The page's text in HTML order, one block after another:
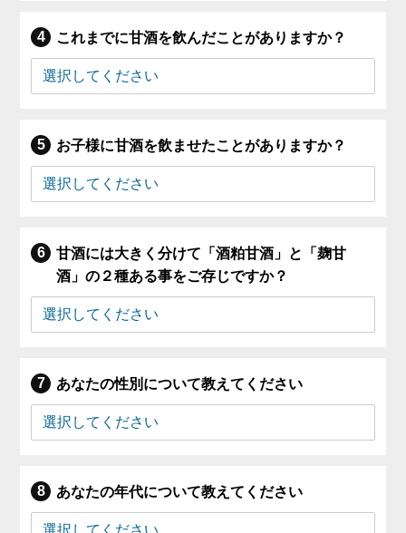
これまでに甘酒を飲んだことがありますか？
お子様に甘酒を飲ませたことがありますか？
甘酒には大きく分けて「酒粕甘酒」と「麹甘
酒」の２種ある事をご存じですか？
あなたの性別について教えてください
あなたの年代について教えてください